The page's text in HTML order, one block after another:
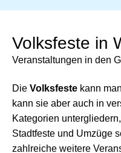
Volksfeste in
Veranstaltungen in den
Die Volksfeste kann
kann sie aber auch in
Kategorien
Stadtfeste und Umzüge
zahlreiche weitere